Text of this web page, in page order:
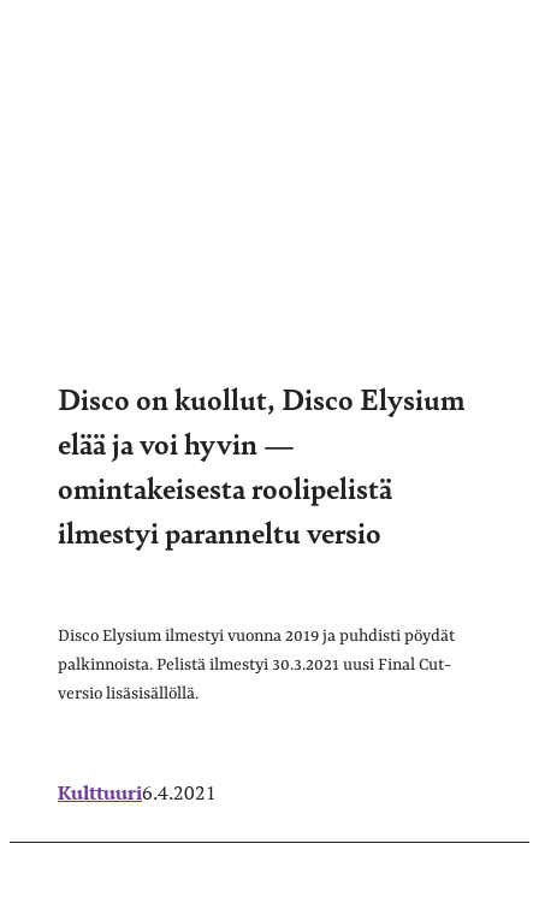
Disco on kuollut, Disco Elysium
elää ja voi hyvin —
omintakeisesta roolipelistä
ilmestyi paranneltu versio
Disco Elysium ilmestyi vuonna 2019 ja puhdisti pöydät
palkinnoista. Pelistä ilmestyi 30.3.2021 uusi Final Cut-
versio lisäsisällöllä.
Kulttuuri6.4.2021